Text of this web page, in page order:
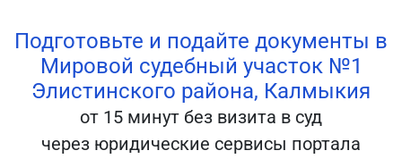
Подготовьте и подайте документы в
Мировой судебный участок №1
Элистинского района, Калмыкия
от 15 минут без визита в суд
через юридические сервисы портала